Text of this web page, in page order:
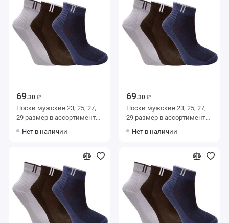
69.30 ₽
Носки мужские 23, 25, 27,
29 размер в ассортименте
Нет в наличии
69.30 ₽
Носки мужские 23, 25, 27,
29 размер в ассортименте
Нет в наличии